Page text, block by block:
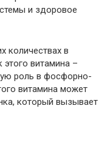
и здоровое
количествах в
витамина –
роль в фосфорно-
витамина может
который вызывает